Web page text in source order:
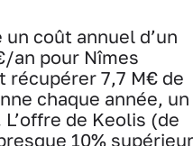
coût annuel d’un
an pour Nîmes
récupérer 7,7 M€ de
chaque année, un
de Keolis (de
10% supérieur